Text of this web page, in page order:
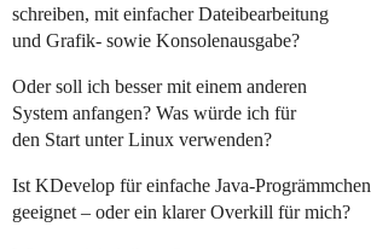
schreiben, mit einfacher Dateibearbeitung
und Grafik- sowie Konsolenausgabe?
Oder soll ich besser mit einem anderen
System anfangen? Was würde ich für
den Start unter Linux verwenden?
Ist KDevelop für einfache Java-Progrämmchen
geeignet – oder ein klarer Overkill für mich?